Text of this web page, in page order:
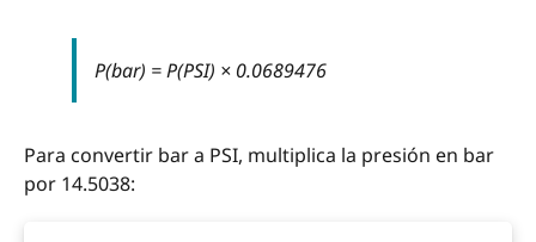
P(bar) = P(PSI) × 0.0689476
Para convertir bar a PSI, multiplica la presión en bar
por 14.5038: